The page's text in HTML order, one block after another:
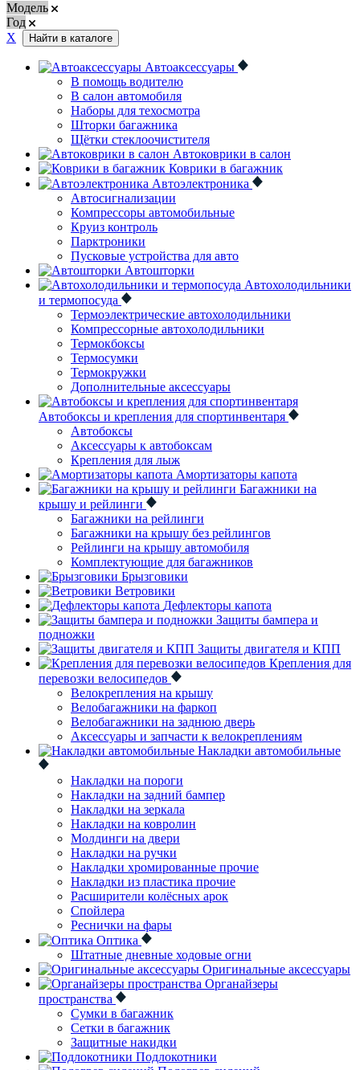
Модель
Год
Х
Найти в каталоге
Автоаксессуары
В помощь водителю
В салон автомобиля
Наборы для техосмотра
Шторки багажника
Щётки стеклоочистителя
Автоковрики в салон
Коврики в багажник
Автоэлектроника
Автосигнализации
Компрессоры автомобильные
Круиз контроль
Парктроники
Пусковые устройства для авто
Автошторки
Автохолодильники
и термопосуда
Термоэлектрические автохолодильники
Компрессорные автохолодильники
Термокбоксы
Термосумки
Термокружки
Дополнительные аксессуары
Автобоксы и крепления для спортинвентаря
Автобоксы
Аксессуары к автобоксам
Крепления для лыж
Амортизаторы капота
Багажники на
крышу и рейлинги
Багажники на рейлинги
Багажники на крышу без рейлингов
Рейлинги на крышу автомобиля
Комплектующие для багажников
Брызговики
Ветровики
Дефлекторы капота
Защиты бампера и
подножки
Защиты двигателя и КПП
Крепления для
перевозки велосипедов
Велокрепления на крышу
Велобагажники на фаркоп
Велобагажники на заднюю дверь
Аксессуары и запчасти к велокреплениям
Накладки автомобильные
Накладки на пороги
Накладки на задний бампер
Накладки на зеркала
Накладки на ковролин
Молдинги на двери
Накладки на ручки
Накладки хромированные прочие
Накладки из пластика прочие
Расширители колёсных арок
Спойлера
Реснички на фары
Оптика
Штатные дневные ходовые огни
Оригинальные аксессуары
Органайзеры
пространства
Сумки в багажник
Сетки в багажник
Защитные накидки
Подлокотники